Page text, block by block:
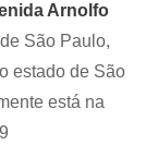
Arnolfo
São Paulo,
estado de São
está na